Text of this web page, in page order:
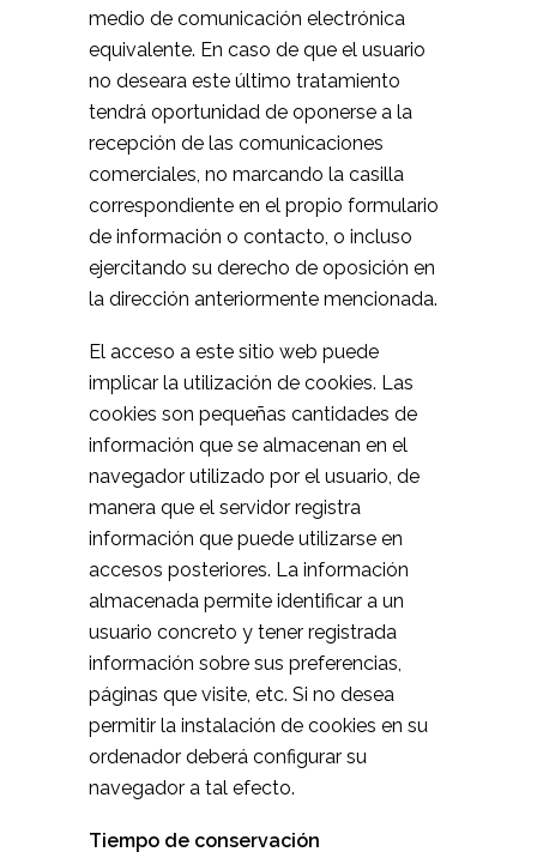
medio de comunicación electrónica
equivalente. En caso de que el usuario
no deseara este último tratamiento
tendrá oportunidad de oponerse a la
recepción de las comunicaciones
comerciales, no marcando la casilla
correspondiente en el propio formulario
de información o contacto, o incluso
ejercitando su derecho de oposición en
la dirección anteriormente mencionada.
El acceso a este sitio web puede
implicar la utilización de cookies. Las
cookies son pequeñas cantidades de
información que se almacenan en el
navegador utilizado por el usuario, de
manera que el servidor registra
información que puede utilizarse en
accesos posteriores. La información
almacenada permite identificar a un
usuario concreto y tener registrada
información sobre sus preferencias,
páginas que visite, etc. Si no desea
permitir la instalación de cookies en su
ordenador deberá configurar su
navegador a tal efecto.
Tiempo de conservación